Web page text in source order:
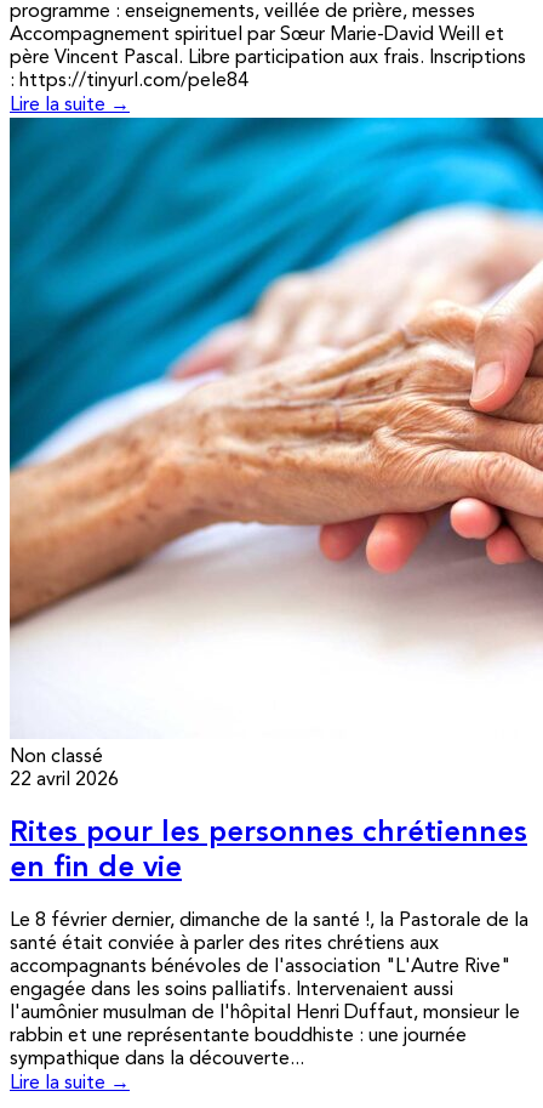
programme : enseignements, veillée de prière, messes
Accompagnement spirituel par Sœur Marie-David Weill et
père Vincent Pascal. Libre participation aux frais. Inscriptions
: https://tinyurl.com/pele84
Lire la suite →
Non classé
22 avril 2026
Rites pour les personnes chrétiennes
en fin de vie
Le 8 février dernier, dimanche de la santé !, la Pastorale de la
santé était conviée à parler des rites chrétiens aux
accompagnants bénévoles de l'association "L'Autre Rive"
engagée dans les soins palliatifs. Intervenaient aussi
l'aumônier musulman de l'hôpital Henri Duffaut, monsieur le
rabbin et une représentante bouddhiste : une journée
sympathique dans la découverte...
Lire la suite →